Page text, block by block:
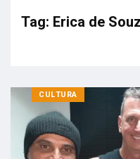
Tag: Erica de
CULTURA